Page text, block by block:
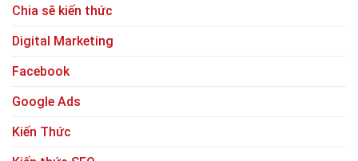
Chia sẽ kiến thức
Digital Marketing
Facebook
Google Ads
Kiến Thức